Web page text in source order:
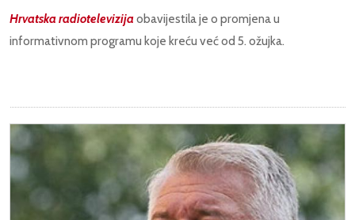
Hrvatska radiotelevizijaobavijestila je o promjena u
informativnom programu koje kreću već od 5. ožujka.